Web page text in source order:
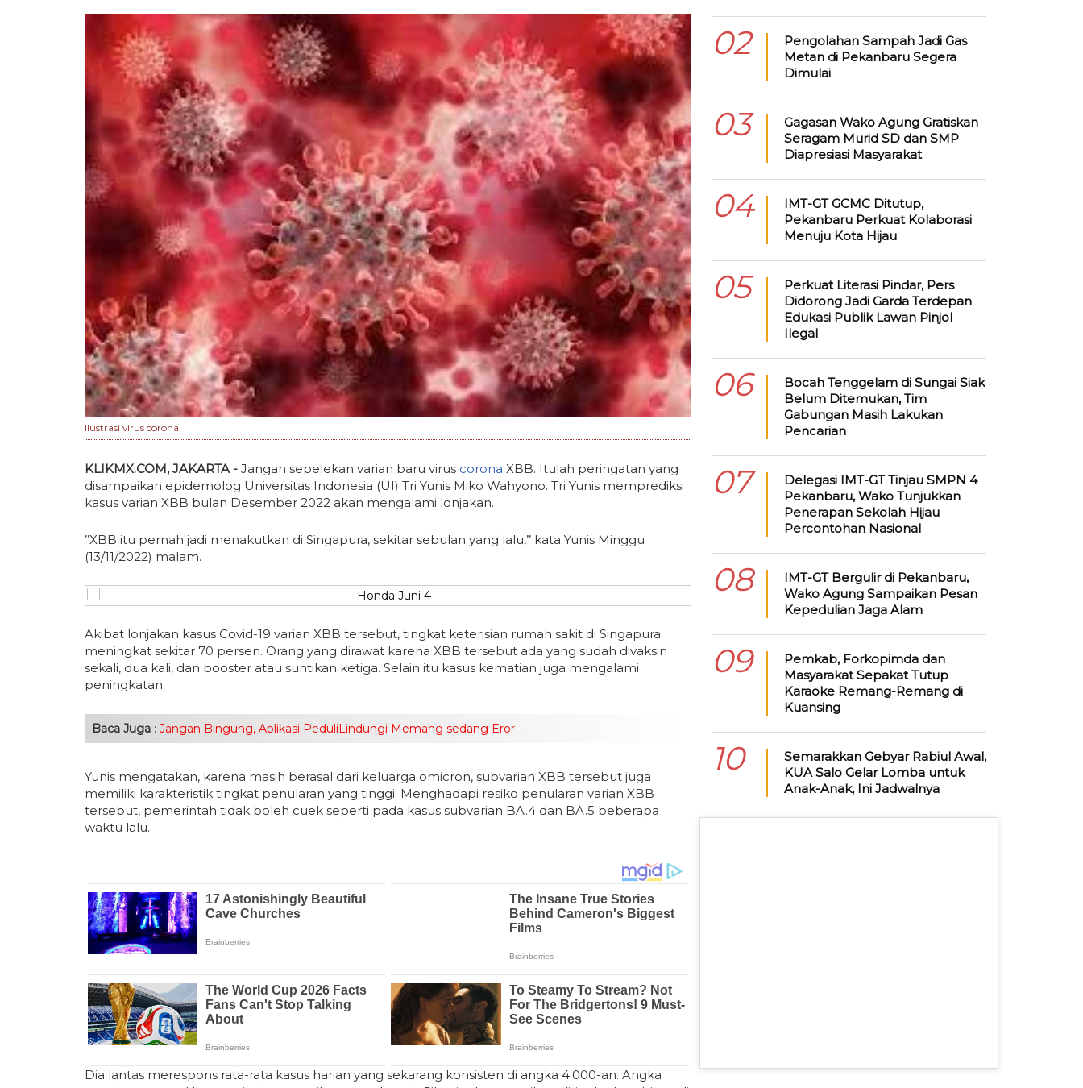
Ilustrasi virus corona.
KLIKMX.COM, JAKARTA - Jangan sepelekan varian baru virus corona XBB. Itulah peringatan yang
disampaikan epidemolog Universitas Indonesia (UI) Tri Yunis Miko Wahyono. Tri Yunis memprediksi
kasus varian XBB bulan Desember 2022 akan mengalami lonjakan.
’’XBB itu pernah jadi menakutkan di Singapura, sekitar sebulan yang lalu,’’ kata Yunis Minggu
(13/11/2022) malam.
Akibat lonjakan kasus Covid-19 varian XBB tersebut, tingkat keterisian rumah sakit di Singapura
meningkat sekitar 70 persen. Orang yang dirawat karena XBB tersebut ada yang sudah divaksin
sekali, dua kali, dan booster atau suntikan ketiga. Selain itu kasus kematian juga mengalami
peningkatan.
Baca Juga : Jangan Bingung, Aplikasi PeduliLindungi Memang sedang Eror
Yunis mengatakan, karena masih berasal dari keluarga omicron, subvarian XBB tersebut juga
memiliki karakteristik tingkat penularan yang tinggi. Menghadapi resiko penularan varian XBB
tersebut, pemerintah tidak boleh cuek seperti pada kasus subvarian BA.4 dan BA.5 beberapa
waktu lalu.
Dia lantas merespons rata-rata kasus harian yang sekarang konsisten di angka 4.000-an. Angka
02
Pengolahan Sampah Jadi Gas
Metan di Pekanbaru Segera
Dimulai
03
Gagasan Wako Agung Gratiskan
Seragam Murid SD dan SMP
Diapresiasi Masyarakat
04
IMT-GT GCMC Ditutup,
Pekanbaru Perkuat Kolaborasi
Menuju Kota Hijau
05
Perkuat Literasi Pindar, Pers
Didorong Jadi Garda Terdepan
Edukasi Publik Lawan Pinjol
Ilegal
06
Bocah Tenggelam di Sungai Siak
Belum Ditemukan, Tim
Gabungan Masih Lakukan
Pencarian
07
Delegasi IMT-GT Tinjau SMPN 4
Pekanbaru, Wako Tunjukkan
Penerapan Sekolah Hijau
Percontohan Nasional
08
IMT-GT Bergulir di Pekanbaru,
Wako Agung Sampaikan Pesan
Kepedulian Jaga Alam
09
Pemkab, Forkopimda dan
Masyarakat Sepakat Tutup
Karaoke Remang-Remang di
Kuansing
10
Semarakkan Gebyar Rabiul Awal,
KUA Salo Gelar Lomba untuk
Anak-Anak, Ini Jadwalnya